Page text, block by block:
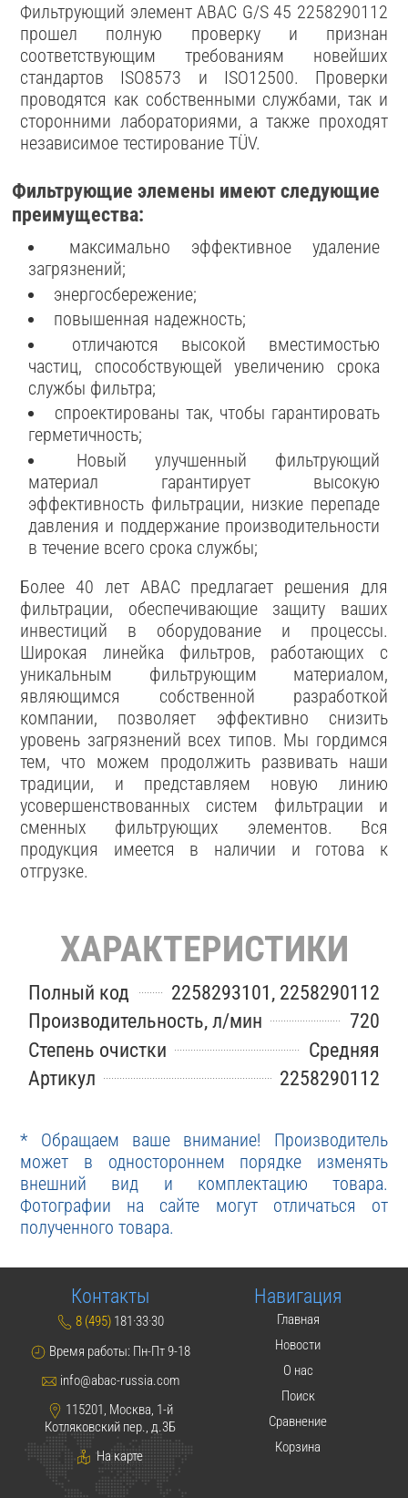
Фильтрующий элемент ABAC G/S 45 2258290112
прошел полную проверку и признан
соответствующим требованиям новейших
стандартов ISO8573 и ISO12500. Проверки
проводятся как собственными службами, так и
сторонними лабораториями, а также проходят
независимое тестирование TÜV.
Фильтрующие элемены имеют следующие
преимущества:
максимально эффективное удаление
загрязнений;
энергосбережение;
повышенная надежность;
отличаются высокой вместимостью
частиц, способствующей увеличению срока
службы фильтра;
спроектированы так, чтобы гарантировать
герметичность;
Новый улучшенный фильтрующий
материал гарантирует высокую
эффективность фильтрации, низкие перепаде
давления и поддержание производительности
в течение всего срока службы;
Более 40 лет ABAC предлагает решения для
фильтрации, обеспечивающие защиту ваших
инвестиций в оборудование и процессы.
Широкая линейка фильтров, работающих с
уникальным фильтрующим материалом,
являющимся собственной разработкой
компании, позволяет эффективно снизить
уровень загрязнений всех типов. Мы гордимся
тем, что можем продолжить развивать наши
традиции, и представляем новую линию
усовершенствованных систем фильтрации и
сменных фильтрующих элементов. Вся
продукция имеется в наличии и готова к
отгрузке.
ХАРАКТЕРИСТИКИ
Полный код
2258293101, 2258290112
Производительность, л/мин
720
Степень очистки
Средняя
Артикул
2258290112
* Обращаем ваше внимание! Производитель
может в одностороннем порядке изменять
внешний вид и комплектацию товара.
Фотографии на сайте могут отличаться от
полученного товара.
Контакты
8 (495) 181·33·30
Время работы: Пн-Пт 9-18
info@abac-russia.com
115201, Москва, 1-й
Котляковский пер., д.3Б
На карте
Навигация
Главная
Новости
О нас
Поиск
Сравнение
Корзина